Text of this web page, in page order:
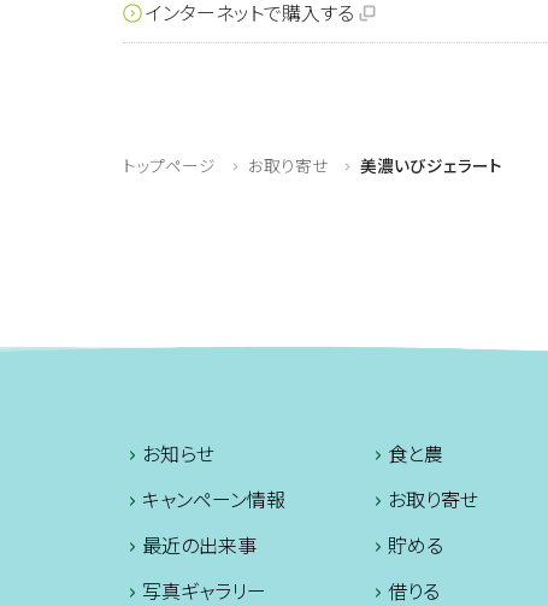
インターネットで購入する
トップページ お取り寄せ 美濃いびジェラート
お知らせ
キャンペーン情報
最近の出来事
写真ギャラリー
食と農
お取り寄せ
貯める
借りる